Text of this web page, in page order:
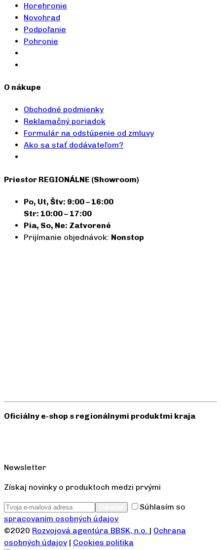
Horehronie
Novohrad
Podpoľanie
Pohronie
O nákupe
Obchodné podmienky
Reklamačný poriadok
Formulár na odstúpenie od zmluvy
Ako sa stať dodávateľom?
Priestor REGIONÁLNE (Showroom)
Po, Ut, Štv: 9:00 – 16:00
Str: 10:00 – 17:00
Pia, So, Ne: Zatvorené
Prijímanie objednávok: Nonstop
Oficiálny e-shop s regionálnymi produktmi kraja
Newsletter
Získaj novinky o produktoch medzi prvými
Súhlasím so
spracovaním osobných údajov
©2020 Rozvojová agentúra BBSK, n.o. | Ochrana
osobných údajov | Cookies politika